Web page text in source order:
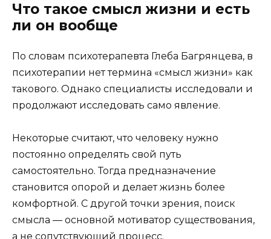
Что такое смысл жизни и есть
ли он вообще
По словам психотерапевта Глеба Багрянцева, в
психотерапии нет термина «смысл жизни» как
такового. Однако специалисты исследовали и
продолжают исследовать само явление.
Некоторые считают, что человеку нужно
постоянно определять свой путь
самостоятельно. Тогда предназначение
становится опорой и делает жизнь более
комфортной. С другой точки зрения, поиск
смысла — основной мотиватор существования,
а не сопутствующий процесс.